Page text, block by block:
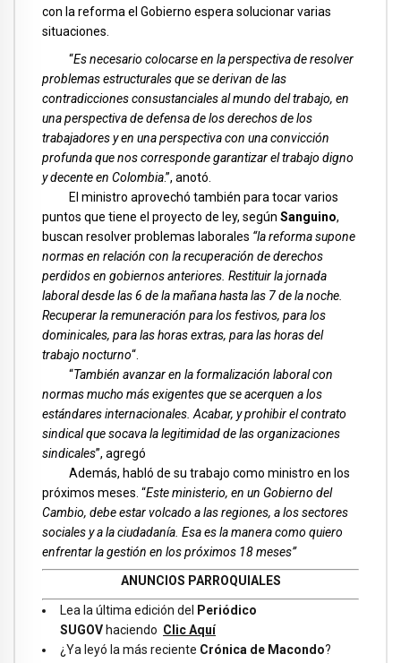
con la reforma el Gobierno espera solucionar varias
situaciones.
“Es necesario colocarse en la perspectiva de resolver
problemas estructurales que se derivan de las
contradicciones consustanciales al mundo del trabajo, en
una perspectiva de defensa de los derechos de los
trabajadores y en una perspectiva con una convicción
profunda que nos corresponde garantizar el trabajo digno
y decente en Colombia.”, anotó.
El ministro aprovechó también para tocar varios
puntos que tiene el proyecto de ley, según Sanguino,
buscan resolver problemas laborales “la reforma supone
normas en relación con la recuperación de derechos
perdidos en gobiernos anteriores. Restituir la jornada
laboral desde las 6 de la mañana hasta las 7 de la noche.
Recuperar la remuneración para los festivos, para los
dominicales, para las horas extras, para las horas del
trabajo nocturno“.
“También avanzar en la formalización laboral con
normas mucho más exigentes que se acerquen a los
estándares internacionales. Acabar, y prohibir el contrato
sindical que socava la legitimidad de las organizaciones
sindicales”, agregó
Además, habló de su trabajo como ministro en los
próximos meses. “Este ministerio, en un Gobierno del
Cambio, debe estar volcado a las regiones, a los sectores
sociales y a la ciudadanía. Esa es la manera como quiero
enfrentar la gestión en los próximos 18 meses”
ANUNCIOS PARROQUIALES
Lea la última edición del
Periódico
SUGOV haciendo Clic Aquí
¿Ya leyó la más reciente Crónica de Macondo?